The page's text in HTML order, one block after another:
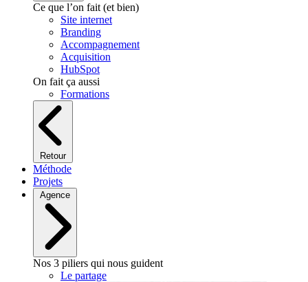
Ce que l’on fait (et bien)
Site internet
Branding
Accompagnement
Acquisition
HubSpot
On fait ça aussi
Formations
Retour
Méthode
Projets
Agence
Nos 3 piliers qui nous guident
Le partage